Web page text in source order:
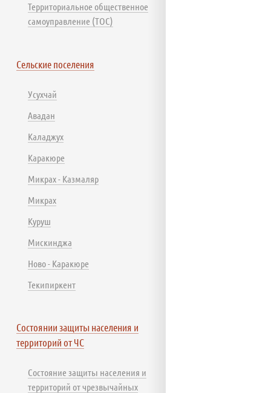
Территориальное общественное
самоуправление (ТОС)
Сельские поселения
Усухчай
Авадан
Каладжух
Каракюре
Микрах - Казмаляр
Микрах
Куруш
Мискинджа
Ново - Каракюре
Текипиркент
Состоянии защиты населения и
территорий от ЧС
Состояние защиты населения и
территорий от чрезвычайных